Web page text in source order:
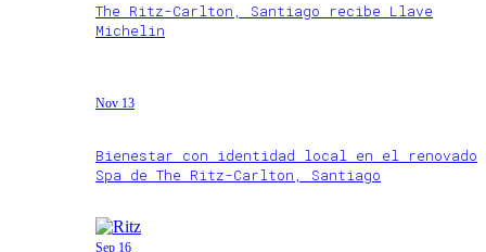
The Ritz-Carlton, Santiago recibe Llave
Michelin
Nov 13
Bienestar con identidad local en el renovado
Spa de The Ritz-Carlton, Santiago
Sep 16